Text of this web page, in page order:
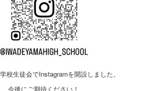
校生徒会でInstagramを開設しました。
今後にご期待ください！